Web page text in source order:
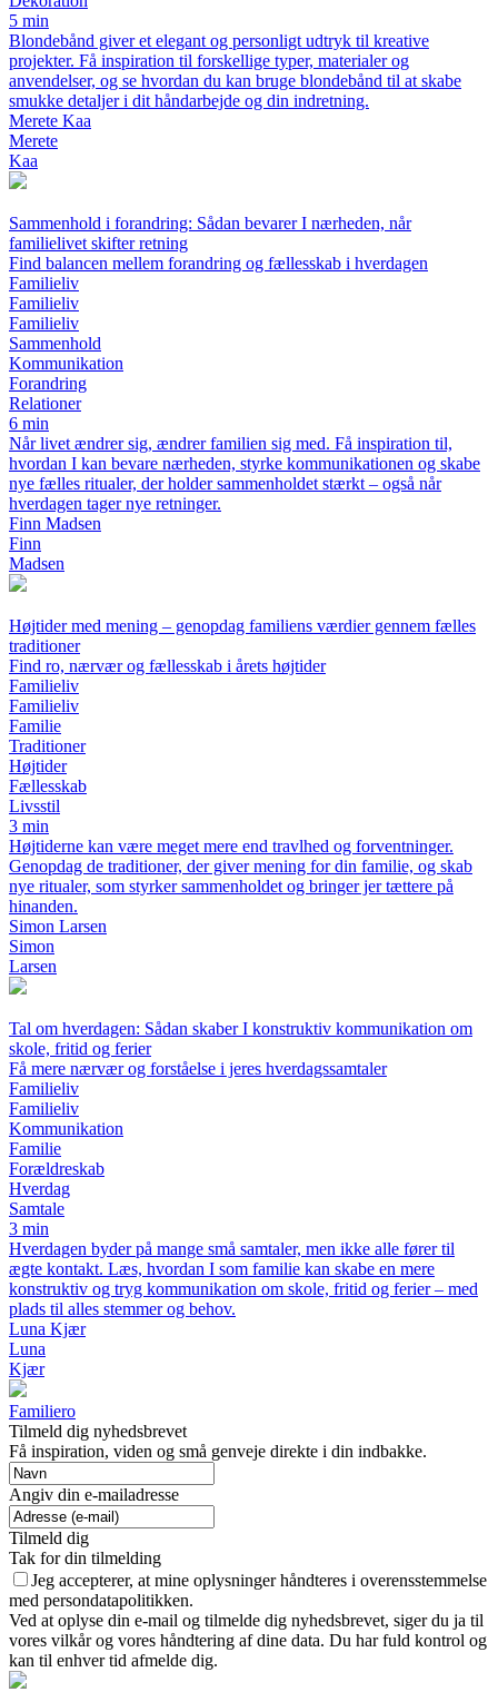
5 min
Blondebånd giver et elegant og personligt udtryk til kreative
projekter. Få inspiration til forskellige typer, materialer og
anvendelser, og se hvordan du kan bruge blondebånd til at skabe
smukke detaljer i dit håndarbejde og din indretning.
Merete Kaa
Merete
Kaa
Sammenhold i forandring: Sådan bevarer I nærheden, når
familielivet skifter retning
Find balancen mellem forandring og fællesskab i hverdagen
Familieliv
Familieliv
Familieliv
Sammenhold
Kommunikation
Forandring
Relationer
6 min
Når livet ændrer sig, ændrer familien sig med. Få inspiration til,
hvordan I kan bevare nærheden, styrke kommunikationen og skabe
nye fælles ritualer, der holder sammenholdet stærkt – også når
hverdagen tager nye retninger.
Finn Madsen
Finn
Madsen
Højtider med mening – genopdag familiens værdier gennem fælles
traditioner
Find ro, nærvær og fællesskab i årets højtider
Familieliv
Familieliv
Familie
Traditioner
Højtider
Fællesskab
Livsstil
3 min
Højtiderne kan være meget mere end travlhed og forventninger.
Genopdag de traditioner, der giver mening for din familie, og skab
nye ritualer, som styrker sammenholdet og bringer jer tættere på
hinanden.
Simon Larsen
Simon
Larsen
Tal om hverdagen: Sådan skaber I konstruktiv kommunikation om
skole, fritid og ferier
Få mere nærvær og forståelse i jeres hverdagssamtaler
Familieliv
Familieliv
Kommunikation
Familie
Forældreskab
Hverdag
Samtale
3 min
Hverdagen byder på mange små samtaler, men ikke alle fører til
ægte kontakt. Læs, hvordan I som familie kan skabe en mere
konstruktiv og tryg kommunikation om skole, fritid og ferier – med
plads til alles stemmer og behov.
Luna Kjær
Luna
Kjær
Familiero
Tilmeld dig nyhedsbrevet
Få inspiration, viden og små genveje direkte i din indbakke.
Angiv din e-mailadresse
Tilmeld dig
Tak for din tilmelding
Jeg accepterer, at mine oplysninger håndteres i overensstemmelse
med persondatapolitikken.
Ved at oplyse din e-mail og tilmelde dig nyhedsbrevet, siger du ja til
vores vilkår og vores håndtering af dine data. Du har fuld kontrol og
kan til enhver tid afmelde dig.